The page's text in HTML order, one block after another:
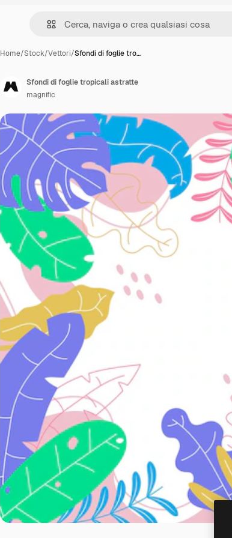
Home/Stock/Vettori/Sfondi di foglie tro…
Sfondi di foglie tropicali astratte
magnific